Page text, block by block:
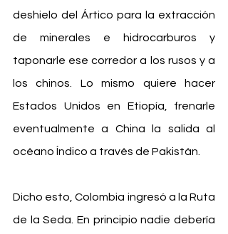
deshielo del Ártico para la extracción
de minerales e hidrocarburos y
taponarle ese corredor a los rusos y a
los chinos. Lo mismo quiere hacer
Estados Unidos en Etiopía, frenarle
eventualmente a China la salida al
océano Índico a través de Pakistán.
Dicho esto, Colombia ingresó a la Ruta
de la Seda. En principio nadie debería